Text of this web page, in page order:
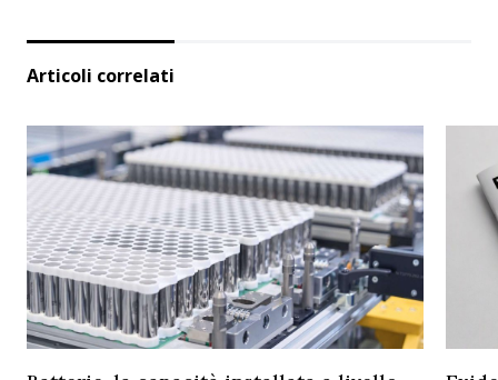
Articoli correlati